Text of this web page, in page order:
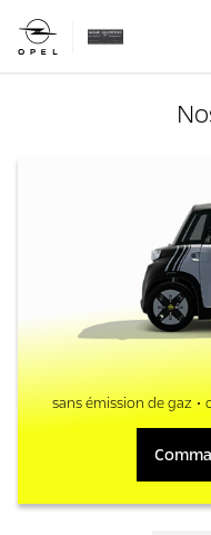
sans émission de gaz